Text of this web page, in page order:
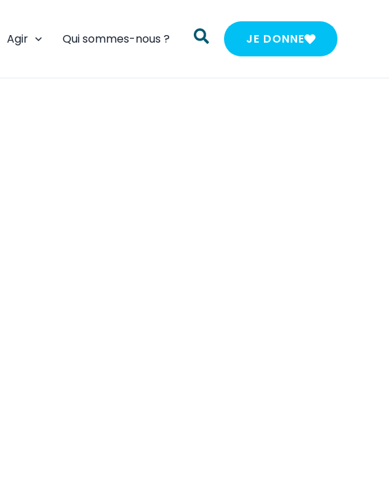
Agir Qui sommes-nous ? JE DONNE